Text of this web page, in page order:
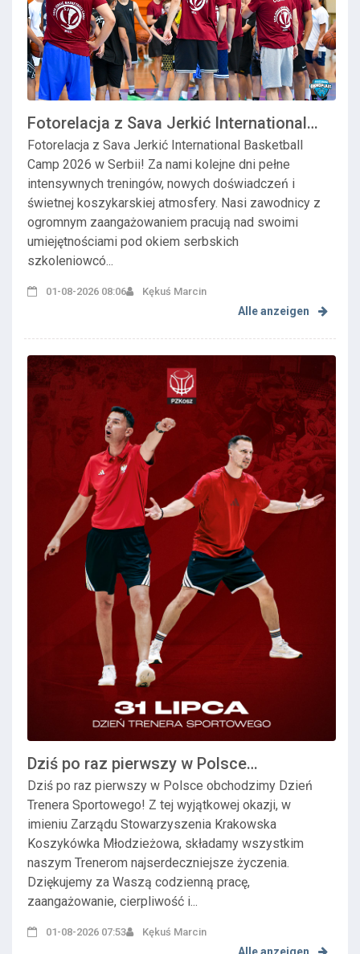
Fotorelacja z Sava Jerkić International
Basketba...
Fotorelacja z Sava Jerkić International Basketball
Camp 2026 w Serbii! Za nami kolejne dni pełne
intensywnych treningów, nowych doświadczeń i
świetnej koszykarskiej atmosfery. Nasi zawodnicy z
ogromnym zaangażowaniem pracują nad swoimi
umiejętnościami pod okiem serbskich
szkoleniowcó...
01-08-2026 08:06 Kękuś Marcin
Alle anzeigen
Dziś po raz pierwszy w Polsce
obchodzimy Dzień T...
Dziś po raz pierwszy w Polsce obchodzimy Dzień
Trenera Sportowego! Z tej wyjątkowej okazji, w
imieniu Zarządu Stowarzyszenia Krakowska
Koszykówka Młodzieżowa, składamy wszystkim
naszym Trenerom najserdeczniejsze życzenia.
Dziękujemy za Waszą codzienną pracę,
zaangażowanie, cierpliwość i...
01-08-2026 07:53 Kękuś Marcin
Alle anzeigen